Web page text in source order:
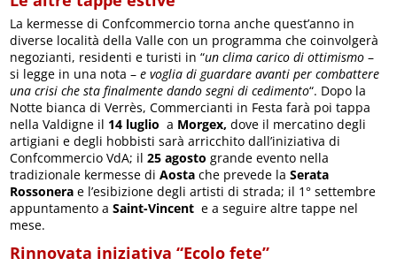
La kermesse di Confcommercio torna anche quest’anno in
diverse località della Valle con un programma che coinvolgerà
negozianti, residenti e turisti in “un clima carico di ottimismo –
si legge in una nota –e voglia di guardare avanti per combattere
una crisi che sta finalmente dando segni di cedimento“. Dopo la
Notte bianca di Verrès, Commercianti in Festa farà poi tappa
nella Valdigne il 14 luglio a Morgex, dove il mercatino degli
artigiani e degli hobbisti sarà arricchito dall’iniziativa di
Confcommercio VdA; il25 agosto grande evento nella
tradizionale kermesse diAosta che prevede laSerata
Rossonera e l’esibizione degli artisti di strada; il 1° settembre
appuntamento aSaint-Vincent e a seguire altre tappe nel
mese.
Rinnovata iniziativa “Ecolo fete”